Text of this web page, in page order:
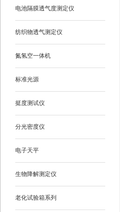
电池隔膜透气度测定仪
纺织物透气测定仪
氮氢空一体机
标准光源
挺度测试仪
分光密度仪
电子天平
生物降解测定仪
老化试验箱系列